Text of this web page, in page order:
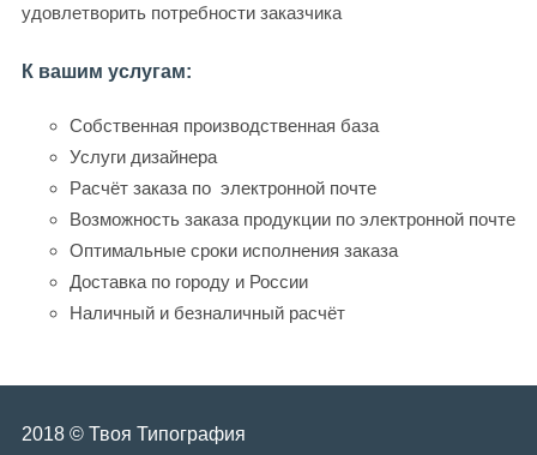
удовлетворить потребности заказчика
К вашим услугам:
Собственная производственная база
Услуги дизайнера
Расчёт заказа по электронной почте
Возможность заказа продукции по электронной почте
Оптимальные сроки исполнения заказа
Доставка по городу и России
Наличный и безналичный расчёт
2018 © Твоя Типография